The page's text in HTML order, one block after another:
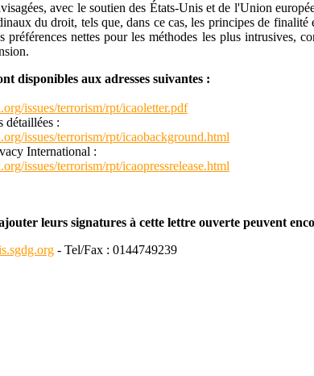
avec le soutien des États-Unis et de l'Union
du droit, tels que, dans ce cas, les principes de
préférences nettes pour les méthodes les plus
disponibles aux adresses suivantes :
issues/terrorism/rpt/icaoletter.pdf
détaillées :
issues/terrorism/rpt/icaobackground.html
International :
issues/terrorism/rpt/icaopressrelease.html
leurs signatures à cette lettre ouverte peuvent
- Tel/Fax : 0144749239